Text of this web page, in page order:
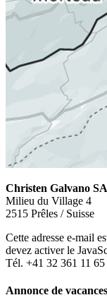
Christen Galvano SA
Milieu du Village 4
2515 Prêles / Suisse
Cette adresse e-mail
devez activer le
Tél. +41 32 361 11 65
Annonce de vacances